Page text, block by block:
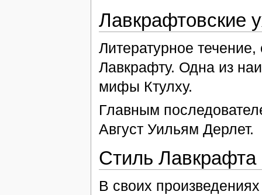
Лавкрафтовские
Литературное
Лавкрафту. Одна из
мифы Ктулху.
Главным
Август Уильям Дерлет.
Стиль Лавкрафта
В своих